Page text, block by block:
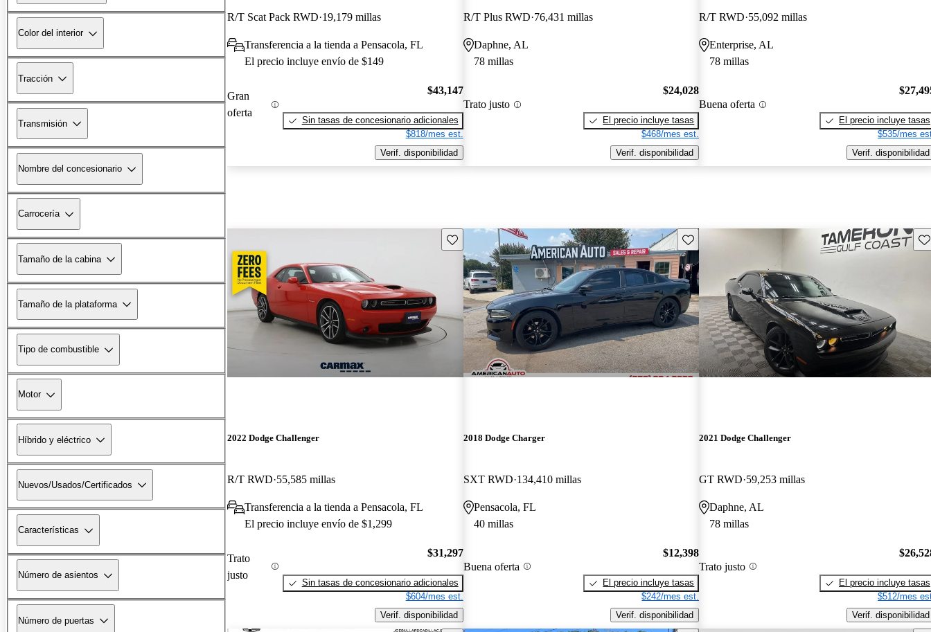
Color del interior
Tracción
Transmisión
Nombre del concesionario
Carrocería
Tamaño de la cabina
Tamaño de la plataforma
Tipo de combustible
Motor
Híbrido y eléctrico
Nuevos/Usados/Certificados
Características
Número de asientos
Número de puertas
R/T Scat Pack RWD 19,179 millas
Transferencia a la tienda a Pensacola, FL
El precio incluye envío de $149
Gran
oferta
$43,147
Sin tasas de concesionario adicionales
$818/mes est.
Verif. disponibilidad
R/T Plus RWD 76,431 millas
Daphne, AL
78 millas
Trato justo
$24,028
El precio incluye tasas
$468/mes est.
Verif. disponibilidad
R/T RWD 55,092 millas
Enterprise, AL
78 millas
Buena oferta
El precio incluye tasas
$535/mes
Verif. disponibilidad
Guarda este Aviso
2022 Dodge Challenger
R/T RWD 55,585 millas
Transferencia a la tienda a Pensacola, FL
El precio incluye envío de $1,299
Trato
justo
$31,297
Sin tasas de concesionario adicionales
$604/mes est.
Verif. disponibilidad
Guarda este Aviso
2018 Dodge Charger
SXT RWD 134,410 millas
Pensacola, FL
40 millas
Buena oferta
$12,398
El precio incluye tasas
$242/mes est.
Verif. disponibilidad
2021 Dodge Challenger
GT RWD 59,253 millas
Daphne, AL
78 millas
Trato justo
El precio incluye tasas
$512/mes
Verif. disponibilidad